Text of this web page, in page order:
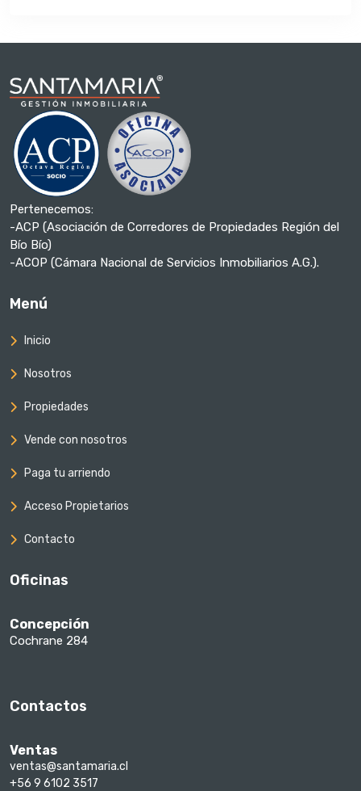
Pertenecemos:
-ACP (Asociación de Corredores de Propiedades Región del
Bío Bío)
-ACOP (Cámara Nacional de Servicios Inmobiliarios A.G.).
Menú
Inicio
Nosotros
Propiedades
Vende con nosotros
Paga tu arriendo
Acceso Propietarios
Contacto
Oficinas
Concepción
Cochrane 284
Contactos
Ventas
ventas@santamaria.cl
+56 9 6102 3517